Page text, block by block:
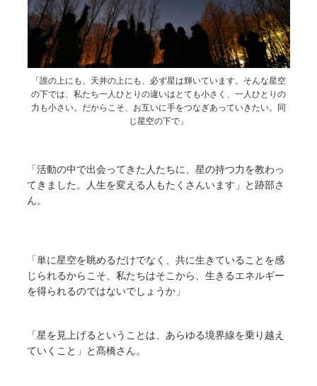
「誰の上にも、天井の上にも、必ず星は輝いています。そんな星空
の下では、私たち一人ひとりの違いはとても小さく、一人ひとりの
力も小さい。だからこそ、お互いに手をつなぎあっていきたい。同
じ星空の下で」
「活動の中で出会ってきた人たちに、星の持つ力を教わっ
てきました。人生を変える人もたくさんいます」と跡部さ
ん。
「単に星空を眺めるだけでなく、共に生きていることを感
じられるからこそ、私たちはそこから、生きるエネルギー
を得られるのではないでしょうか」
「星を見上げるということは、あらゆる境界線を乗り越え
ていくこと」と髙橋さん。